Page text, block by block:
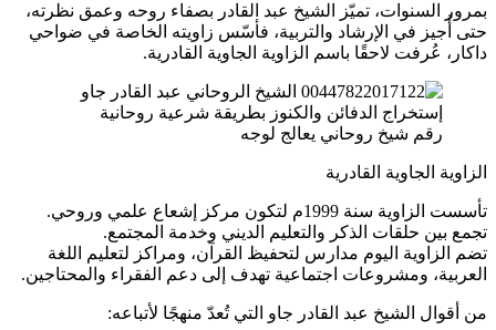
بمرور السنوات، تميّز الشيخ عبد القادر بصفاء روحه وعمق نظرته،
حتى أُجيز في الإرشاد والتربية، فأسّس زاويته الخاصة في ضواحي
داكار، عُرفت لاحقًا باسم الزاوية الجاوية القادرية.
رقم شيخ روحاني يعالج لوجه
الزاوية الجاوية القادرية
تأسست الزاوية سنة 1999م لتكون مركز إشعاع علمي وروحي.
تجمع بين حلقات الذكر والتعليم الديني وخدمة المجتمع.
تضم الزاوية اليوم مدارس لتحفيظ القرآن، ومراكز لتعليم اللغة
العربية، ومشروعات اجتماعية تهدف إلى دعم الفقراء والمحتاجين.
من أقوال الشيخ عبد القادر جاو التي تُعدّ منهجًا لأتباعه: